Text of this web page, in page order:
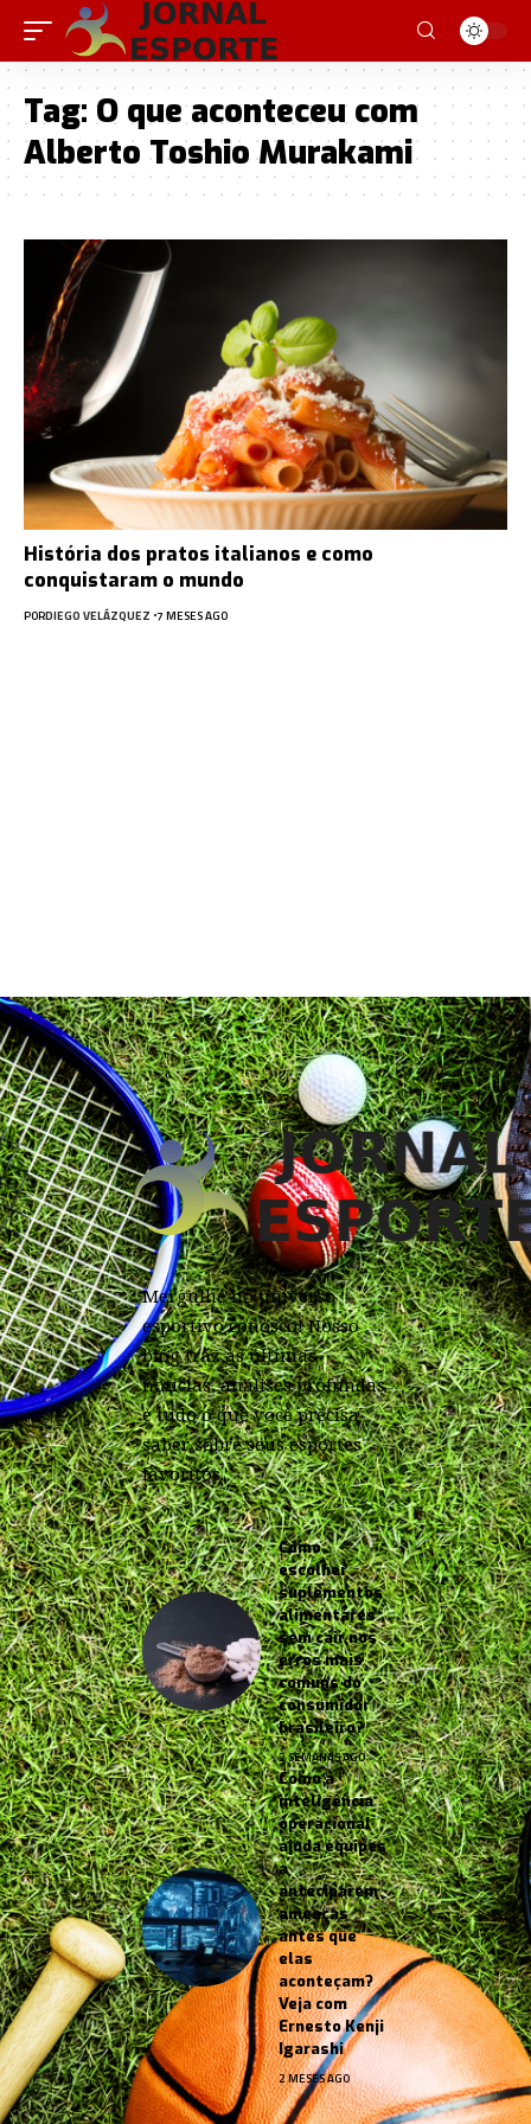
Tag: O que aconteceu com
Alberto Toshio Murakami
História dos pratos italianos e como
conquistaram o mundo
PORDIEGO VELÁZQUEZ 7 MESES AGO
Mergulhe no universo
esportivo conosco! Nosso
blog traz as últimas
notícias, análises profundas
e tudo o que você precisa
saber sobre seus esportes
favoritos.
Como
escolher
suplementos
alimentares
sem cair nos
erros mais
comuns do
consumidor
brasileiro?
2 SEMANAS AGO
Como a
inteligência
operacional
ajuda equipes
a
anteciparem
ameaças
antes que
elas
aconteçam?
Veja com
Ernesto Kenji
Igarashi
2 MESES AGO